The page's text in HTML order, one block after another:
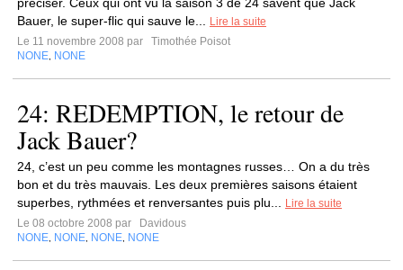
Bauer, le super-flic qui sauve le...
Lire la suite
Le 11 novembre 2008 par
Timothée Poisot
NONE NONE
24: REDEMPTION, le retour de
Jack Bauer?
24, c’est un peu comme les montagnes russes… On a du très
bon et du très mauvais. Les deux premières saisons étaient
superbes, rythmées et renversantes puis plu...
Lire la suite
Le 08 octobre 2008 par
Davidous
NONE NONE NONE NONE